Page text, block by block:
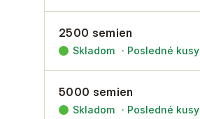
2500 semien
Skladom · Posledné kusy
5000 semien
Skladom · Posledné kusy